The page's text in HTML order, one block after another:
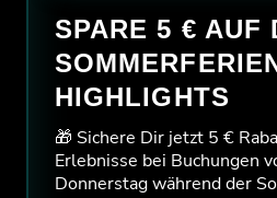
FAQ
SPARE 5 € AUF
HIGHLIGHTS
🎁 Sichere Dir jetzt 5 €
Erlebnisse bei Buchungen
Donnerstag während der